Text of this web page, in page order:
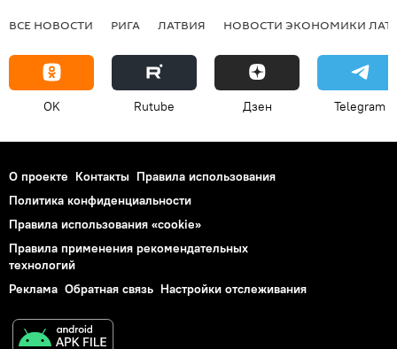
ВСЕ НОВОСТИ РИГА ЛАТВИЯ НОВОСТИ ЭКОНОМИКИ
OK Rutube Дзен Telegram
О проекте Контакты Правила использования
Политика конфиденциальности
Правила использования «cookie»
Правила применения рекомендательных
технологий
Реклама Обратная связь Настройки отслеживания